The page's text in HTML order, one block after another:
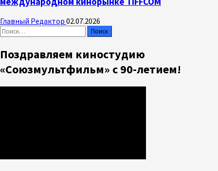
Главный Редактор 02.07.2026
Найти:
Поздравляем киностудию
«Союзмультфильм» с 90-летием!